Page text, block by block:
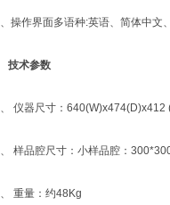
作界面多语种:英语、简体中文
技术参数
器尺寸：640(W)x474(D)x412
品腔尺寸：小样品腔：
量：约48Kg